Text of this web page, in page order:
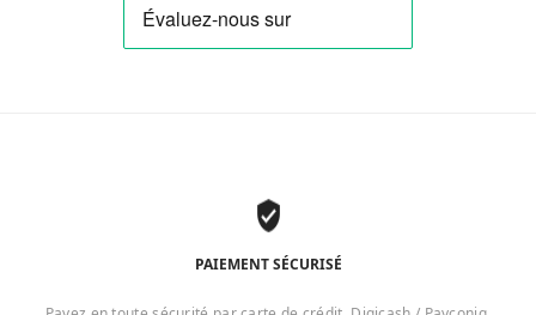
PAIEMENT SÉCURISÉ